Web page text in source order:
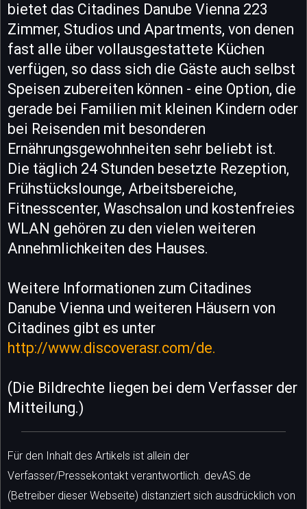
bietet das Citadines Danube Vienna 223
Zimmer, Studios und Apartments, von denen
fast alle über vollausgestattete Küchen
verfügen, so dass sich die Gäste auch selbst
Speisen zubereiten können - eine Option, die
gerade bei Familien mit kleinen Kindern oder
bei Reisenden mit besonderen
Ernährungsgewohnheiten sehr beliebt ist.
Die täglich 24 Stunden besetzte Rezeption,
Frühstückslounge, Arbeitsbereiche,
Fitnesscenter, Waschsalon und kostenfreies
WLAN gehören zu den vielen weiteren
Annehmlichkeiten des Hauses.
Weitere Informationen zum Citadines
Danube Vienna und weiteren Häusern von
Citadines gibt es unter
http://www.discoverasr.com/de.
(Die Bildrechte liegen bei dem Verfasser der
Mitteilung.)
Für den Inhalt des Artikels ist allein der
Verfasser/Pressekontakt verantwortlich. devAS.de
(Betreiber dieser Webseite) distanziert sich ausdrücklich von